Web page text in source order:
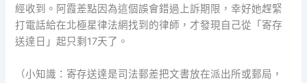
經收到。阿霞差點因為這個誤會錯過上訴期限，幸好她趕緊
打電話給在北極星律法網找到的律師，才發現自己從「寄存
送達日」起只剩17天了。
（小知識：寄存送達是司法郵差把文書放在派出所或郵局，